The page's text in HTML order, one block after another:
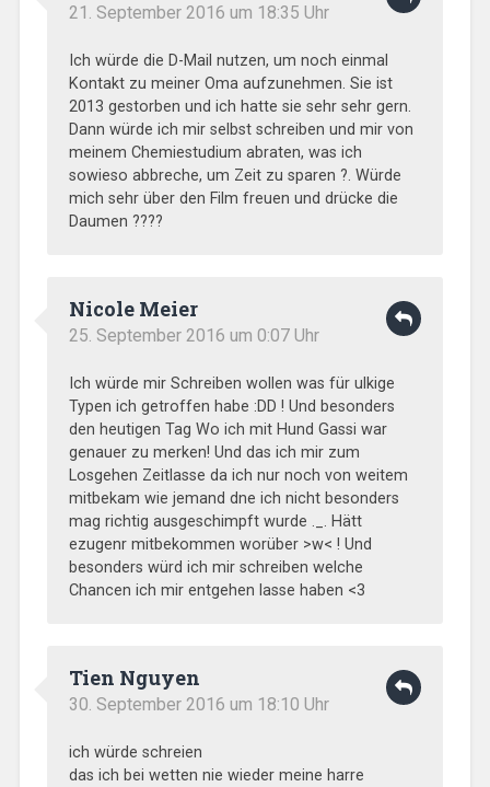
21. September 2016 um 18:35 Uhr
Ich würde die D-Mail nutzen, um noch einmal
Kontakt zu meiner Oma aufzunehmen. Sie ist
2013 gestorben und ich hatte sie sehr sehr gern.
Dann würde ich mir selbst schreiben und mir von
meinem Chemiestudium abraten, was ich
sowieso abbreche, um Zeit zu sparen ?. Würde
mich sehr über den Film freuen und drücke die
Daumen ????
Nicole Meier
25. September 2016 um 0:07 Uhr
Ich würde mir Schreiben wollen was für ulkige
Typen ich getroffen habe :DD ! Und besonders
den heutigen Tag Wo ich mit Hund Gassi war
genauer zu merken! Und das ich mir zum
Losgehen Zeitlasse da ich nur noch von weitem
mitbekam wie jemand dne ich nicht besonders
mag richtig ausgeschimpft wurde ._. Hätt
ezugenr mitbekommen worüber >w< ! Und
besonders würd ich mir schreiben welche
Chancen ich mir entgehen lasse haben <3
Tien Nguyen
30. September 2016 um 18:10 Uhr
ich würde schreien
das ich bei wetten nie wieder meine harre